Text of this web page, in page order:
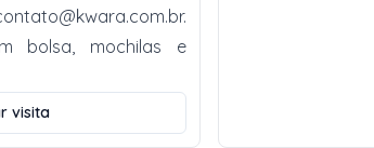
.
bolsa, mochilas e
visita